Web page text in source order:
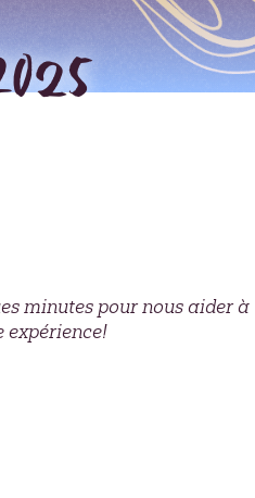
minutes pour nous aider à
expérience!